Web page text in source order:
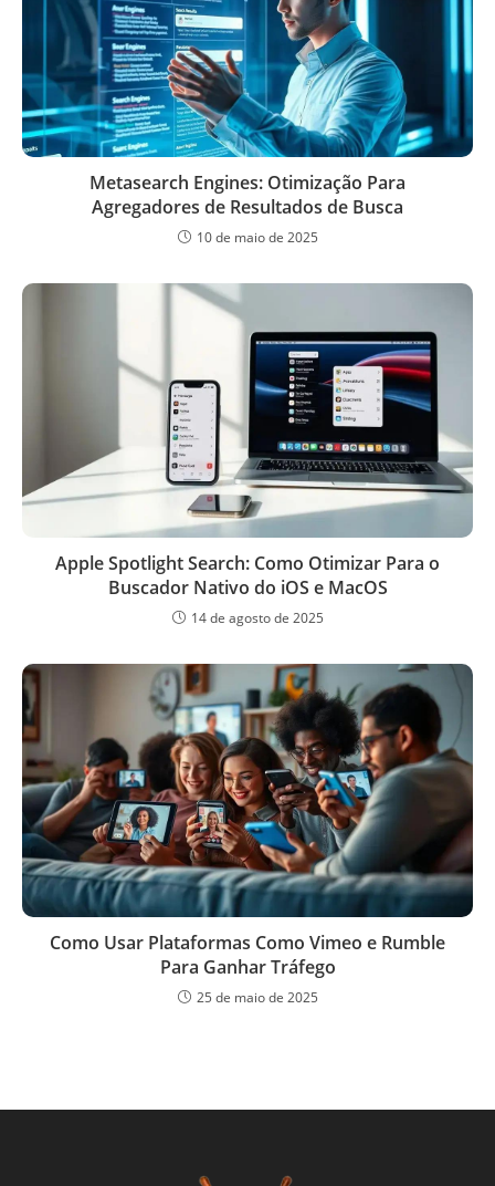
Metasearch Engines: Otimização Para
Agregadores de Resultados de Busca
10 de maio de 2025
Apple Spotlight Search: Como Otimizar Para o
Buscador Nativo do iOS e MacOS
14 de agosto de 2025
Como Usar Plataformas Como Vimeo e Rumble
Para Ganhar Tráfego
25 de maio de 2025